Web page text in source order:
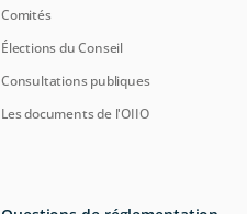
Comités
Élections du Conseil
Consultations publiques
Les documents de l'OIIO